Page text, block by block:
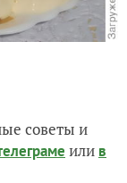
советы и
или в